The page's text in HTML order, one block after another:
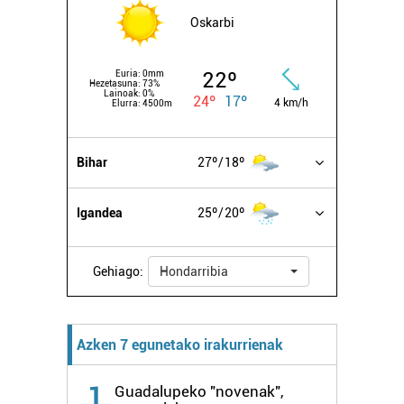
Oskarbi
Euria: 0mm
Hezetasuna: 73%
Lainoak: 0%
Elurra: 4500m
22º
24º 17º 4 km/h
Bihar 27º 18º
Igandea 25º 20º
Gehiago: Hondarribia
Azken 7 egunetako irakurrienak
1
Guadalupeko "novenak",